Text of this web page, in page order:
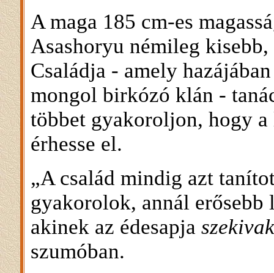
A maga 185 cm-es
Asashoryu némileg
Családja - amely
mongol birkózó klán -
többet gyakoroljon, hogy
érhesse el.
„A család mindig azt
gyakorolok, annál erősebb
akinek az édesapja
szumóban.